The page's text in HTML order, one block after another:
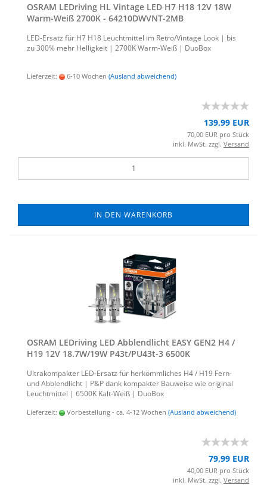
OSRAM LED­ri­ving HL Vin­ta­ge LED H7 H18 12V 18W
Warm-​Weiß 2700K - 64210DWVNT-​​2MB
LED-​Ersatz für H7 H18 Leucht­mit­tel im Retro/Vin­ta­ge Look | bis
zu 300% mehr Hel­lig­keit | 2700K Warm-​Weiß | Duo­Box
Lieferzeit: 6-10 Wochen (Ausland abweichend)
139,99 EUR
70,00 EUR pro Stück
inkl. MwSt. zzgl. Versand
IN DEN WARENKORB
OSRAM LED­ri­ving LED Ab­blend­licht EASY GEN2 H4 /
H19 12V 18.7W/19W P43t/PU43t-​​3 6500K
Ul­tra­kom­pak­ter LED-​Ersatz für her­kömm­li­ches H4 / H19 Fern-
und Ab­blend­licht | P&P dank kom­pak­ter Bau­wei­se wie ori­gi­nal
Leucht­mit­tel | 6500K Kalt-​Weiß | Duo­Box
Lieferzeit: Vorbestellung - ca. 4-12 Wochen (Ausland abweichend)
79,99 EUR
40,00 EUR pro Stück
inkl. MwSt. zzgl. Versand